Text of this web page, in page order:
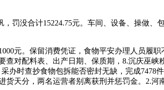
没合计15224.75元。车间、设备、操做、
元。保留消费凭证，食物平安办理人员履
对配料表、出产日期、保质期，8.沉庆巫
办时查抄食物包拆能否密封无缺，完成
天分，两名运营者别离获刑并惩罚金。2.河